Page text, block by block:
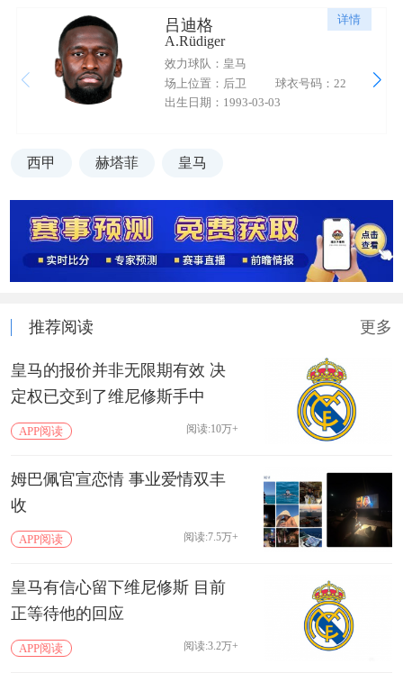
详情
吕迪格
A.Rüdiger
效力球队：皇马
场上位置：后卫
球衣号码：22
出生日期：1993-03-03
西甲 赫塔菲 皇马
推荐阅读 更多
皇马的报价并非无限期有效 决
定权已交到了维尼修斯手中
APP阅读 阅读:10万+
姆巴佩官宣恋情 事业爱情双丰
收
APP阅读 阅读:7.5万+
皇马有信心留下维尼修斯 目前
正等待他的回应
APP阅读 阅读:3.2万+